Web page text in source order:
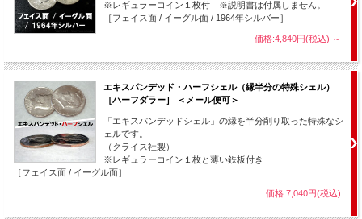
※レギュラーコイン１枚付 ※説明書は付属しません。
［フェイス面 / イーグル面 / 1964年シルバー］
価格:4,840円(税込) ～
エキスパンデッド・ハーフシェル（縁半分の特殊シェル）
［ハーフダラー］ ＜メール便可＞
「エキスパンデッドシェル」の縁を半分削り取った特殊なシ
ェルです。
（クライス社製）
※レギュラーコイン１枚と薄い鉄板付き
［フェイス面 / イーグル面］
価格:7,040円(税込)